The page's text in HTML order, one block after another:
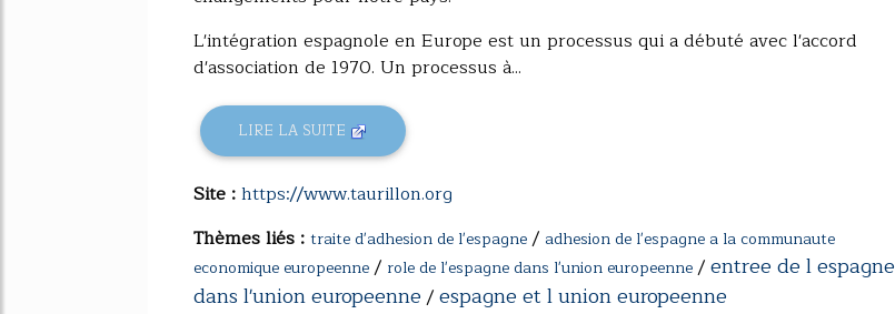
L'intégration espagnole en Europe est un processus qui a débuté avec l'accord
d'association de 1970. Un processus à...
LIRE LA SUITE
Site :https://www.taurillon.org
Thèmes liés : traite d'adhesion de l'espagne/ adhesion de l'espagne a la communaute
economique europeenne/ role de l'espagne dans l'union europeenne/entree de l espagne
dans l'union europeenne/espagne et l union europeenne